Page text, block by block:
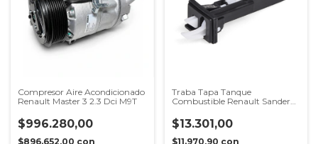
Compresor Aire Acondicionado
Renault Master 3 2.3 Dci M9T
$996.280,00
$896.652,00 con
Traba Tapa Tanque
Combustible Renault Sandero
$13.301,00
$11.970,90 con